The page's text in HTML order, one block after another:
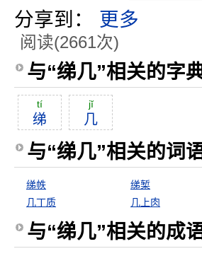
分享到： 更多
阅读(2661次)
与“绨几”相关的字
tí
绨
jĭ
几
与“绨几”相关的词
绨帙 绨椠
几丁质
几上肉
与“绨几”相关的成